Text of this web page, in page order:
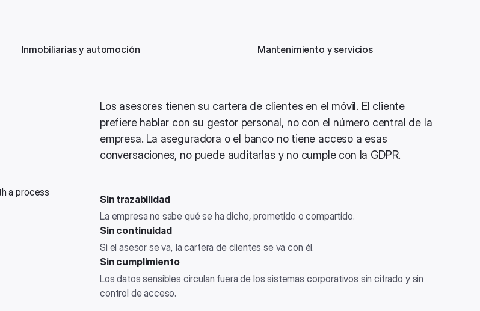
Inmobiliarias y automoción Mantenimiento y servicios
Los asesores tienen su cartera de clientes en el móvil. El cliente
prefiere hablar con su gestor personal, no con el número central de la
empresa. La aseguradora o el banco no tiene acceso a esas
conversaciones, no puede auditarlas y no cumple con la GDPR.
Sin trazabilidad
La empresa no sabe qué se ha dicho, prometido o compartido.
Sin continuidad
Si el asesor se va, la cartera de clientes se va con él.
Sin cumplimiento
Los datos sensibles circulan fuera de los sistemas corporativos sin cifrado y sin
control de acceso.